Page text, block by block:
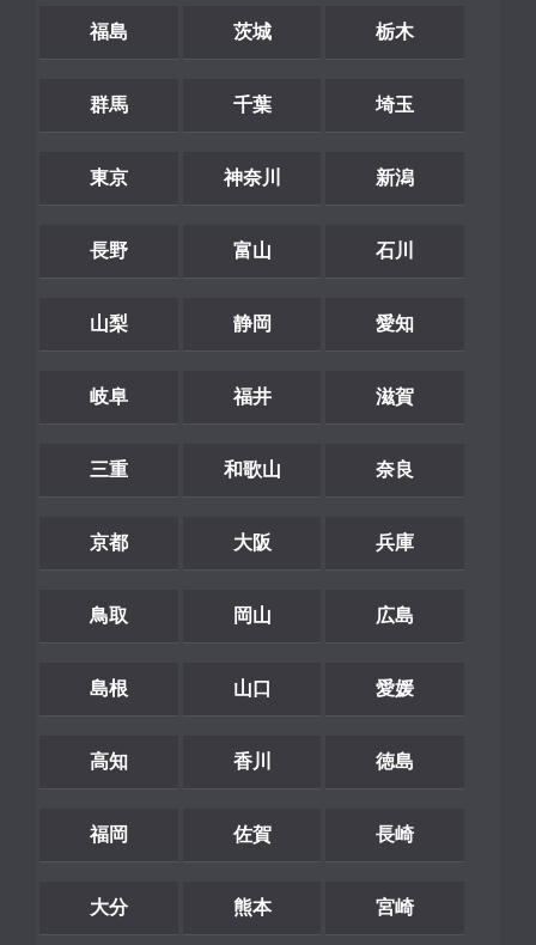
福島 茨城 栃木
群馬 千葉 埼玉
東京 神奈川 新潟
長野 富山 石川
山梨 静岡 愛知
岐阜 福井 滋賀
三重 和歌山 奈良
京都 大阪 兵庫
鳥取 岡山 広島
島根 山口 愛媛
高知 香川 徳島
福岡 佐賀 長崎
大分 熊本 宮崎